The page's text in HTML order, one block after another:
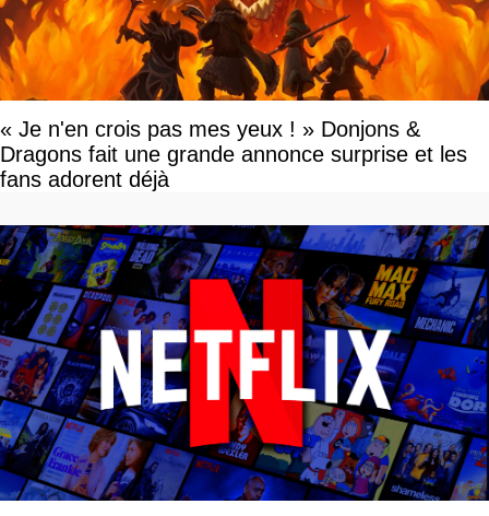
« Je n'en crois pas mes yeux ! » Donjons &
Dragons fait une grande annonce surprise et les
fans adorent déjà